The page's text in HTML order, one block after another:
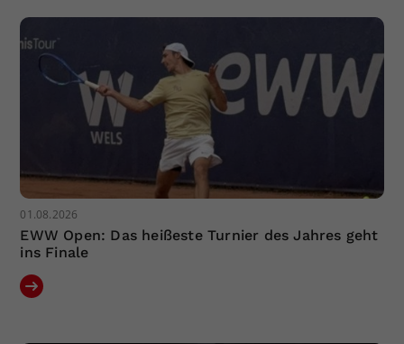
01.08.2026
EWW Open: Das heißeste Turnier des Jahres geht
ins Finale
Zweck
Dieser Wert speichert Ihre Consent-
Einstellungen. Unter anderem eine
zufällig generierte ID, für die
historische Speicherung Ihrer
vorgenommen Einstellungen, falls der
Webseiten-Betreiber dies eingestellt